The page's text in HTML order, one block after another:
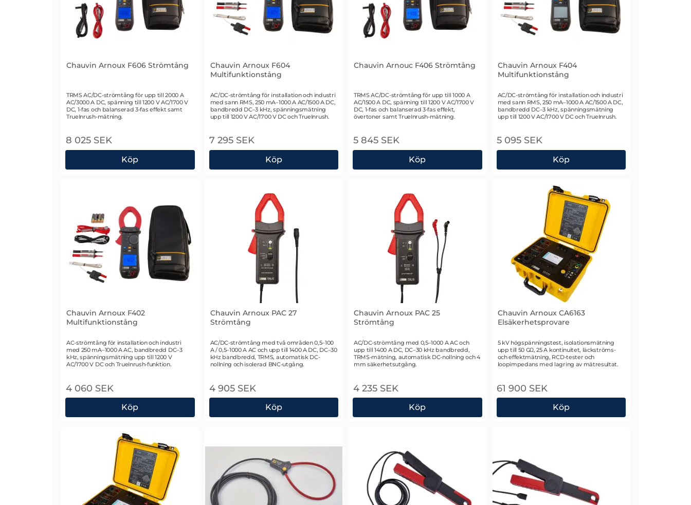
Chauvin Arnoux F606 Strömtång
Art. nr 2628
TRMS AC/DC-strömtång för upp till 2000 A
AC/3000 A DC, spänning till 1200 V AC/1700 V
DC, 1-fas och balanserad 3-fas effekt samt
TrueInrush-mätning.
8 025 SEK
Köp
Chauvin Arnoux F606 Strömtång
Chauvin Arnoux F604
Multifunktionstång
Art. nr 2627
AC/DC-strömtång för installation och industri
med sann RMS, 250 mA–1000 A AC/1500 A DC,
bandbredd DC–3 kHz, spänningsmätning
upp till 1200 V AC/1700 V DC och TrueInrush.
7 295 SEK
Köp
Chauvin Arnoux F604 Multifunktionstång
Chauvin Arnouc F406 Strömtång
Art. nr 2626
TRMS AC/DC-strömtång för upp till 1000 A
AC/1500 A DC, spänning till 1200 V AC/1700 V
DC, 1-fas och balanserad 3-fas effekt,
övertoner samt TrueInrush-mätning.
5 845 SEK
Köp
Chauvin Arnouc F406 Strömtång
Chauvin Arnoux F404
Multifunktionstång
Art. nr 2625
AC/DC-strömtång för installation och industri
med sann RMS, 250 mA–1000 A AC/1500 A DC,
bandbredd DC–3 kHz, spänningsmätning
upp till 1200 V AC/1700 V DC och TrueInrush.
5 095 SEK
Köp
Chauvin Arnoux F404 Multifunktionstång
Chauvin Arnoux F402
Multifunktionstång
Art. nr 2624
AC-strömtång för installation och industri
med 250 mA–1000 A AC, bandbredd DC–3
kHz, spänningsmätning upp till 1200 V
AC/1700 V DC och TrueInrush-funktion.
4 060 SEK
Köp
Chauvin Arnoux F402 Multifunktionstång
Chauvin Arnoux PAC 27
Strömtång
Art. nr 2581
AC/DC-strömtång med två områden 0,5–100
A / 0,5–1000 A AC och upp till 1400 A DC, DC–30
kHz bandbredd, TRMS, automatisk DC-
nollning och isolerad BNC-utgång.
4 905 SEK
Köp
Chauvin Arnoux PAC 27 Strömtång
Chauvin Arnoux PAC 25
Strömtång
Art. nr 2580
AC/DC-strömtång med 0,5–1000 A AC och
upp till 1400 A DC, DC–30 kHz bandbredd,
TRMS-mätning, automatisk DC-nollning och 4
mm säkerhetsutgång.
4 235 SEK
Köp
Chauvin Arnoux PAC 25 Strömtång
Chauvin Arnoux CA6163
Elsäkerhetsprovare
Art. nr 2568
5 kV högspänningstest, isolationsmätning
upp till 50 GΩ, 25 A kontinuitet, läckströms-
och effektmätning, RCD-tester och
loopimpedans med lagring av mätresultat.
61 900 SEK
Köp
Chauvin Arnoux CA6163 Elsäkerhetsprovare